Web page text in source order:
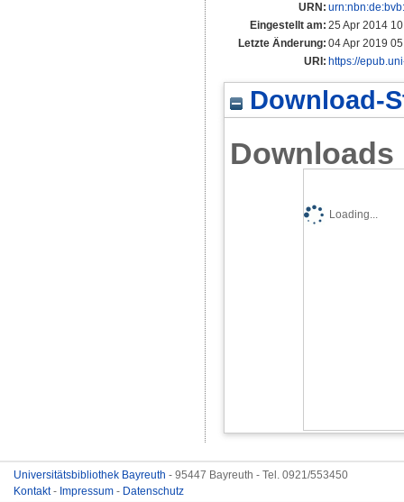
URN:
Eingestellt am: 25 Apr 2014
Letzte Änderung: 04 Apr 2019
URI: https://
Download-
Downloads
Loading...
Universitätsbibliothek Bayreuth - 95447 Bayreuth - Tel. 0921/553450
Kontakt- Impressum - Datenschutz